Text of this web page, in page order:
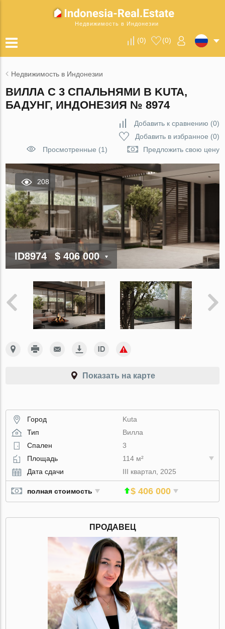
Недвижимость в Индонезии
(0) (0)
Недвижимость в Индонезии
ВИЛЛА С 3 СПАЛЬНЯМИ В KUTA,
БАДУНГ, ИНДОНЕЗИЯ № 8974
Добавить к сравнению (0)
Добавить в избранное (0)
Просмотренные (1)
Предложить свою цену
208
ID8974 $ 406 000
Показать на карте
Город
Kuta
Тип
Вилла
Спален
3
Площадь
114 м²
Дата сдачи
III квартал, 2025
полная стоимость $ 406 000
ПРОДАВЕЦ